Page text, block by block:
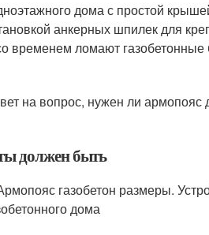
дома с простой
анкерных шпилек для
временем ломают
на вопрос, нужен ли армопояс
должен быть